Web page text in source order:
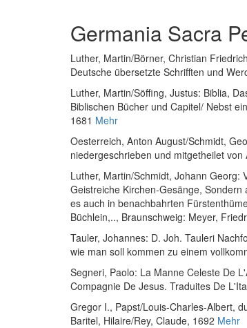
Germania Sacra
Luther, Martin/Börner, Christian Friedrich
Deutsche übersetzte Schrifften und
Luther, Martin/Söffing, Justus: Biblia,
Biblischen Bücher und Capitel/ Nebst
1681 Mehr
Oesterreich, Anton August/Schmidt,
niedergeschrieben und mitgetheilet
Luther, Martin/Schmidt, Johann Georg:
Geistreiche Kirchen-Gesänge,
es auch in benachbahrten
Büchlein,.., Braunschweig: Meyer,
Tauler, Johannes: D. Joh. Tauleri
wie man soll kommen zu einem
Segneri, Paolo: La Manne Celeste De
Compagnie De Jesus. Traduites De
Gregor I., Papst/Louis-Charles-Albert,
Baritel, Hilaire/Rey, Claude, 1692 Mehr